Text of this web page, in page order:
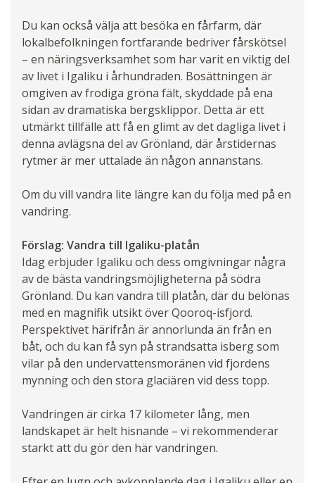
Du kan också välja att besöka en fårfarm, där
lokalbefolkningen fortfarande bedriver fårskötsel
– en näringsverksamhet som har varit en viktig del
av livet i Igaliku i århundraden. Bosättningen är
omgiven av frodiga gröna fält, skyddade på ena
sidan av dramatiska bergsklippor. Detta är ett
utmärkt tillfälle att få en glimt av det dagliga livet i
denna avlägsna del av Grönland, där årstidernas
rytmer är mer uttalade än någon annanstans.
Om du vill vandra lite längre kan du följa med på en
vandring.
Förslag: Vandra till Igaliku-platån
Idag erbjuder Igaliku och dess omgivningar några
av de bästa vandringsmöjligheterna på södra
Grönland. Du kan vandra till platån, där du belönas
med en magnifik utsikt över Qooroq-isfjord.
Perspektivet härifrån är annorlunda än från en
båt, och du kan få syn på strandsatta isberg som
vilar på den undervattensmoränen vid fjordens
mynning och den stora glaciären vid dess topp.
Vandringen är cirka 17 kilometer lång, men
landskapet är helt hisnande – vi rekommenderar
starkt att du gör den här vandringen.